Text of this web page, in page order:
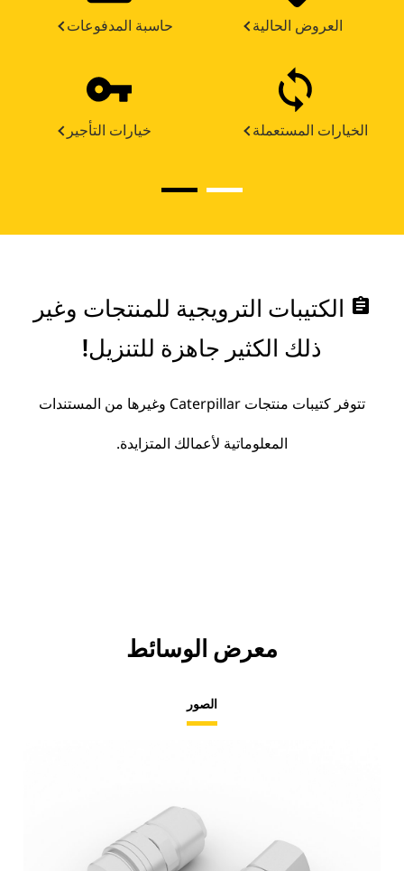
حاسبة المدفوعات العروض الحالية
خيارات التأجير الخيارات المستعملة
assignment الكتيبات الترويجية للمنتجات وغير
ذلك الكثير جاهزة للتنزيل!
تتوفر كتيبات منتجات Caterpillar وغيرها من المستندات
المعلوماتية لأعمالك المتزايدة.
معرض الوسائط
الصور